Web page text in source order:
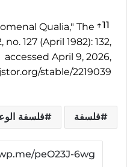
11
↑
Qualia," The
127 (April 1982): 132,
accessed April 9, 2026,
stable/2219039.
فلسفة فلسفة